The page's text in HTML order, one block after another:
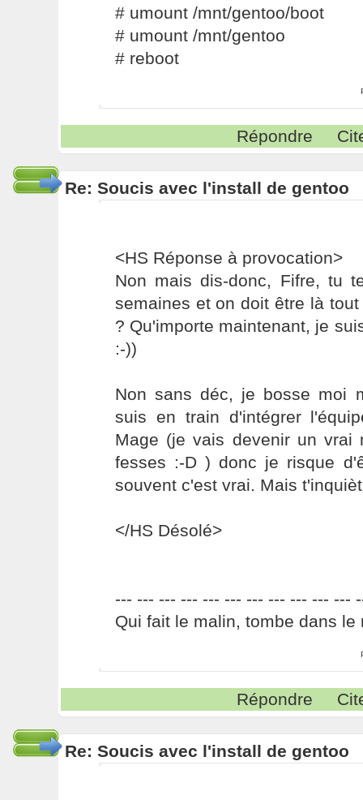
# umount /mnt/gentoo/boot
# umount /mnt/gentoo
# reboot
Répondre
Re: Soucis avec l'install de gentoo
<HS Réponse à provocation>
Non mais dis-donc, Fifre, tu
semaines et on doit être là
? Qu'importe maintenant, je
:-))
Non sans déc, je bosse moi
suis en train d'intégrer
Mage (je vais devenir un vrai
fesses :-D ) donc je risque
souvent c'est vrai. Mais
</HS Désolé>
--- --- --- --- --- --- --- --- --- --- ---
Qui fait le malin, tombe dans le
Répondre
Re: Soucis avec l'install de gentoo